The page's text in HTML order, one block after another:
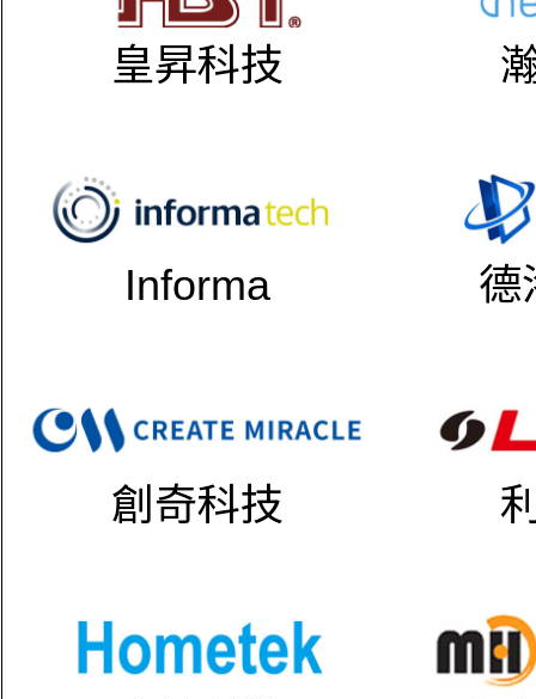
皇昇科技
Informa 德
創奇科技